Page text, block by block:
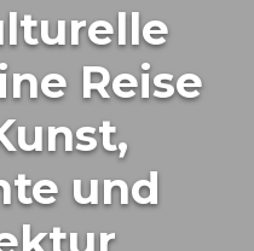
Reise
und